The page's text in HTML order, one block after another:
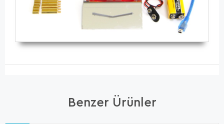
Benzer Ürünler